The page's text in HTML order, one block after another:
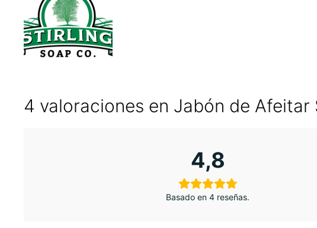
4 valoraciones en Jabón de Afeitar
4,8
Basado en 4 reseñas.